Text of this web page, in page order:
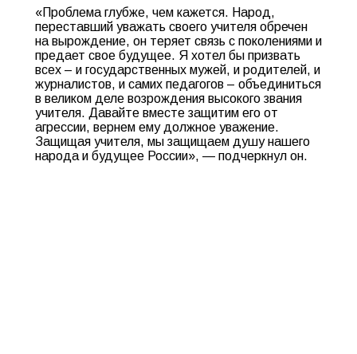
«Проблема глубже, чем кажется. Народ,
переставший уважать своего учителя обречен
на вырождение, он теряет связь с поколениями и
предает свое будущее. Я хотел бы призвать
всех – и государственных мужей, и родителей, и
журналистов, и самих педагогов – объединиться
в великом деле возрождения высокого звания
учителя. Давайте вместе защитим его от
агрессии, вернем ему должное уважение.
Защищая учителя, мы защищаем душу нашего
народа и будущее России», — подчеркнул он.